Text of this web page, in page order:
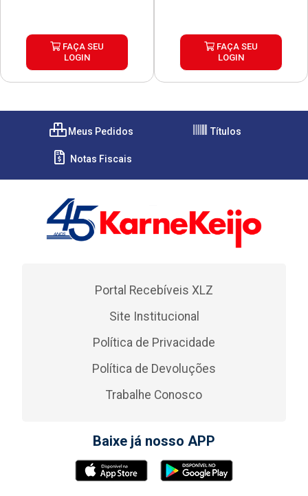
FAÇA SEU
LOGIN
FAÇA SEU
LOGIN
Meus Pedidos Títulos
Notas Fiscais
Portal Recebíveis XLZ
Site Institucional
Política de Privacidade
Política de Devoluções
Trabalhe Conosco
Baixe já nosso APP